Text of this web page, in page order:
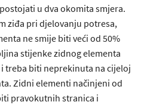
u dva okomita smjera.
ziđa pri djelovanju potresa,
ne smije biti veći od 50%
stijenke zidnog elementa
treba biti neprekinuta na cijeloj
Zidni elementi načinjeni od
pravokutnih stranica i